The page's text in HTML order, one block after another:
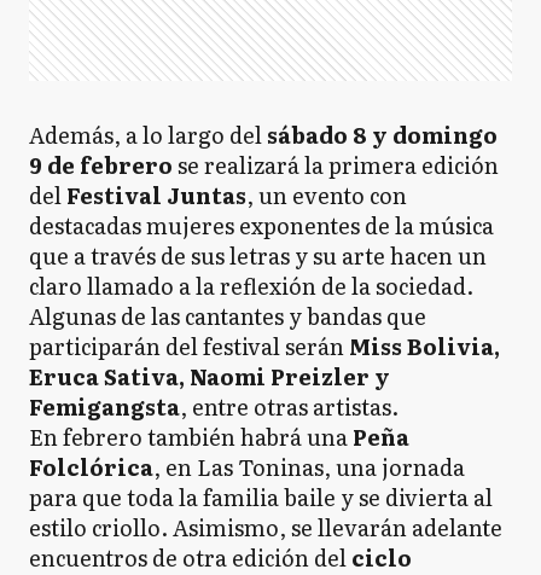
Además, a lo largo delsábado 8 y domingo
9 de febrerose realizará la primera edición
delFestival Juntas, un evento con
destacadas mujeres exponentes de la música
que a través de sus letras y su arte hacen un
claro llamado a la reflexión de la sociedad.
Algunas de las cantantes y bandas que
participarán del festival seránMiss Bolivia,
Eruca Sativa, Naomi Preizler y
Femigangsta, entre otras artistas.
En febrero también habrá unaPeña
Folclórica, en Las Toninas, una jornada
para que toda la familia baile y se divierta al
estilo criollo. Asimismo, se llevarán adelante
encuentros de otra edición delciclo